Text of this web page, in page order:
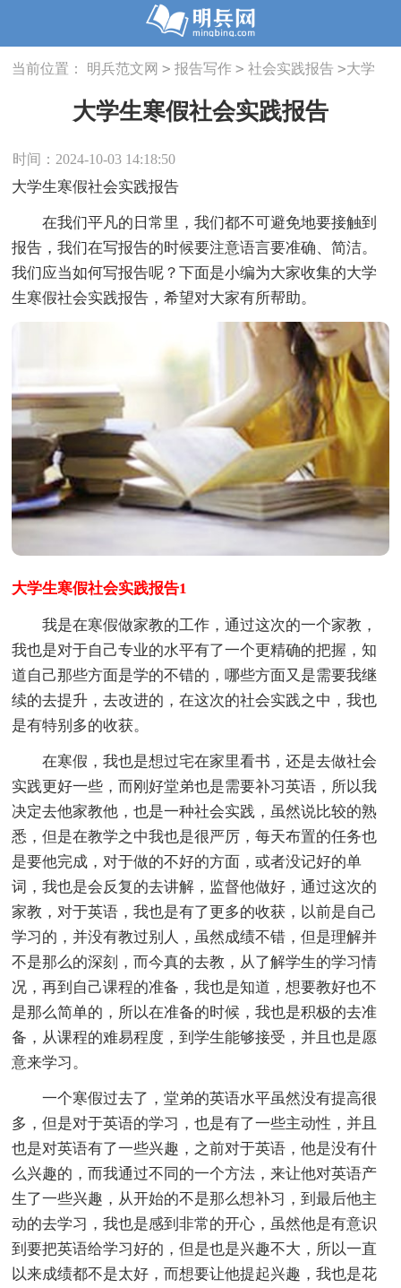
当前位置： 明兵范文网 > 报告写作 > 社会实践报告 >大学
生寒假社会实践报告
大学生寒假社会实践报告
时间：2024-10-03 14:18:50
大学生寒假社会实践报告
在我们平凡的日常里，我们都不可避免地要接触到
报告，我们在写报告的时候要注意语言要准确、简洁。
我们应当如何写报告呢？下面是小编为大家收集的大学
生寒假社会实践报告，希望对大家有所帮助。
大学生寒假社会实践报告1
我是在寒假做家教的工作，通过这次的一个家教，
我也是对于自己专业的水平有了一个更精确的把握，知
道自己那些方面是学的不错的，哪些方面又是需要我继
续的去提升，去改进的，在这次的社会实践之中，我也
是有特别多的收获。
在寒假，我也是想过宅在家里看书，还是去做社会
实践更好一些，而刚好堂弟也是需要补习英语，所以我
决定去他家教他，也是一种社会实践，虽然说比较的熟
悉，但是在教学之中我也是很严厉，每天布置的任务也
是要他完成，对于做的不好的方面，或者没记好的单
词，我也是会反复的去讲解，监督他做好，通过这次的
家教，对于英语，我也是有了更多的收获，以前是自己
学习的，并没有教过别人，虽然成绩不错，但是理解并
不是那么的深刻，而今真的去教，从了解学生的学习情
况，再到自己课程的准备，我也是知道，想要教好也不
是那么简单的，所以在准备的时候，我也是积极的去准
备，从课程的难易程度，到学生能够接受，并且也是愿
意来学习。
一个寒假过去了，堂弟的英语水平虽然没有提高很
多，但是对于英语的学习，也是有了一些主动性，并且
也是对英语有了一些兴趣，之前对于英语，他是没有什
么兴趣的，而我通过不同的一个方法，来让他对英语产
生了一些兴趣，从开始的不是那么想补习，到最后他主
动的去学习，我也是感到非常的开心，虽然他是有意识
到要把英语给学习好的，但是也是兴趣不大，所以一直
以来成绩都不是太好，而想要让他提起兴趣，我也是花